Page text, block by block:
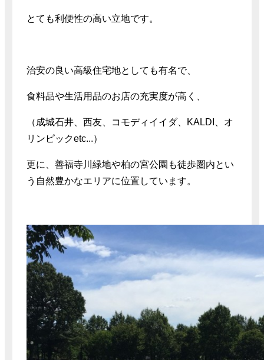
とても利便性の高い立地です。
治安の良い高級住宅地としても有名で、
食料品や生活用品のお店の充実度が高く、
（成城石井、西友、コモディイイダ、KALDI、オ
リンピックetc...）
更に、善福寺川緑地や柏の宮公園も徒歩圏内とい
う自然豊かなエリアに位置しています。